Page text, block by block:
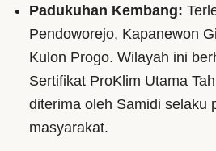
Padukuhan Kembang:
Pendoworejo, Kapanewon
Kulon Progo. Wilayah ini
Sertifikat ProKlim Utama
diterima oleh Samidi selaku
masyarakat.